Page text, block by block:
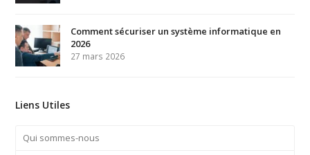
Comment sécuriser un système informatique en
2026
27 mars 2026
Liens Utiles
Qui sommes-nous